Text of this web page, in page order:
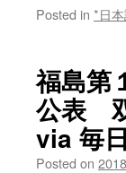
Posted in *日
福島第
公表
via 毎
Posted on